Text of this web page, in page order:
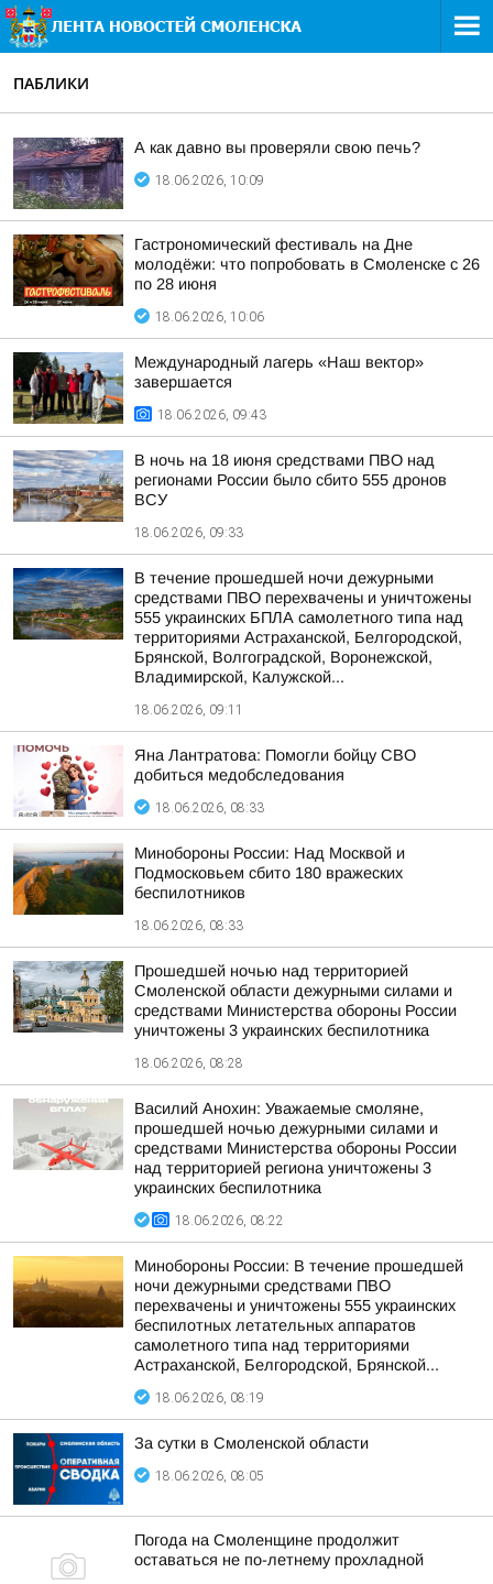
ПАБЛИКИ
А как давно вы проверяли свою печь?
18.06.2026, 10:09
Гастрономический фестиваль на Дне
молодёжи: что попробовать в Смоленске с 26
по 28 июня
18.06.2026, 10:06
Международный лагерь «Наш вектор»
завершается
18.06.2026, 09:43
В ночь на 18 июня средствами ПВО над
регионами России было сбито 555 дронов
ВСУ
18.06.2026, 09:33
В течение прошедшей ночи дежурными
средствами ПВО перехвачены и уничтожены
555 украинских БПЛА самолетного типа над
территориями Астраханской, Белгородской,
Брянской, Волгоградской, Воронежской,
Владимирской, Калужской...
18.06.2026, 09:11
Яна Лантратова: Помогли бойцу СВО
добиться медобследования
18.06.2026, 08:33
Минобороны России: Над Москвой и
Подмосковьем сбито 180 вражеских
беспилотников
18.06.2026, 08:33
Прошедшей ночью над территорией
Смоленской области дежурными силами и
средствами Министерства обороны России
уничтожены 3 украинских беспилотника
18.06.2026, 08:28
Василий Анохин: Уважаемые смоляне,
прошедшей ночью дежурными силами и
средствами Министерства обороны России
над территорией региона уничтожены 3
украинских беспилотника
18.06.2026, 08:22
Минобороны России: В течение прошедшей
ночи дежурными средствами ПВО
перехвачены и уничтожены 555 украинских
беспилотных летательных аппаратов
самолетного типа над территориями
Астраханской, Белгородской, Брянской...
18.06.2026, 08:19
За сутки в Смоленской области
18.06.2026, 08:05
Погода на Смоленщине продолжит
оставаться не по-летнему прохладной